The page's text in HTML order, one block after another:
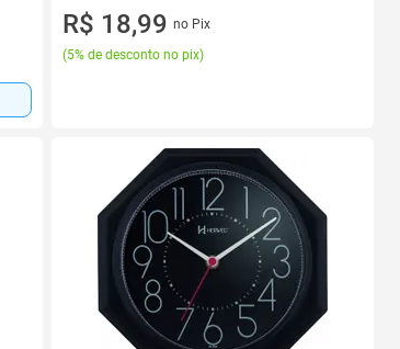
R$ 18,99 no Pix
(5% de desconto no pix)